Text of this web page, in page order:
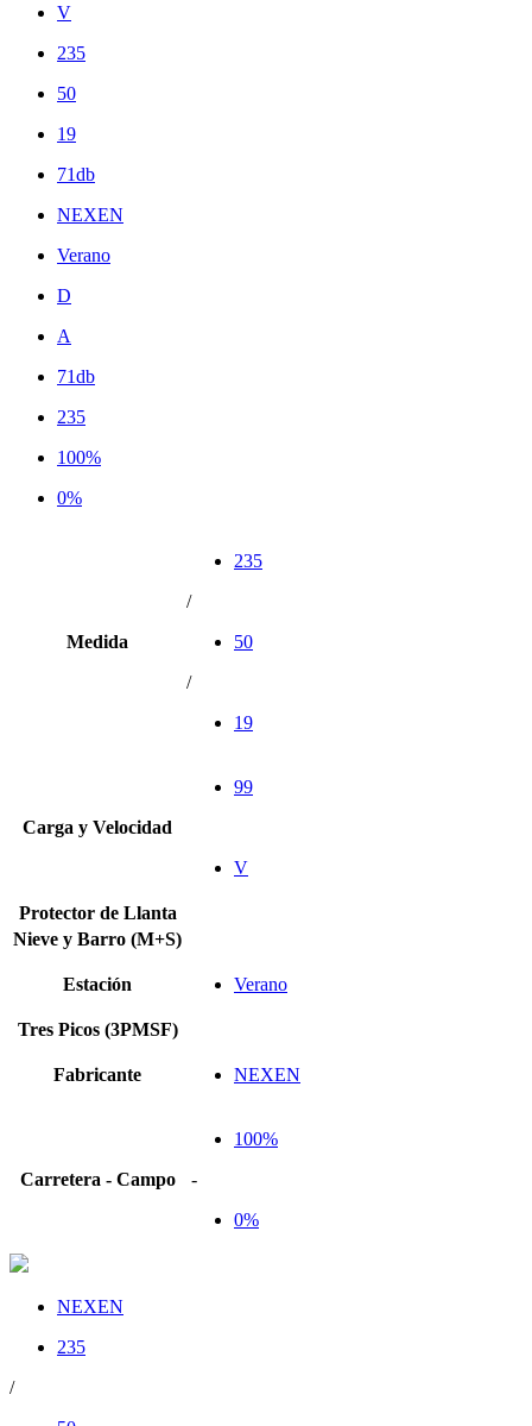
V
235
50
19
71db
NEXEN
Verano
D
A
71db
235
100%
0%
Medida
235
/
50
/
19
Carga y Velocidad
99
V
Protector de Llanta
Nieve y Barro (M+S)
Estación Verano
Tres Picos (3PMSF)
Fabricante NEXEN
Carretera - Campo
100%
-
0%
NEXEN
235
/